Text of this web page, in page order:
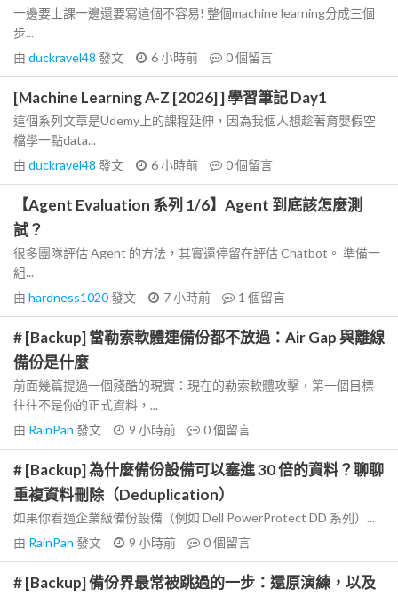
一邊要上課一邊還要寫這個不容易! 整個machine learning分成三個
步...
由 duckravel48 發文 6 小時前 0個留言
[Machine Learning A-Z [2026] ] 學習筆記 Day1
這個系列文章是Udemy上的課程延伸，因為我個人想趁著育嬰假空
檔學一點data...
由 duckravel48 發文 6 小時前 0個留言
【Agent Evaluation 系列 1/6】Agent 到底該怎麼測
試？
很多團隊評估 Agent 的方法，其實還停留在評估 Chatbot。 準備一
組...
由 hardness1020發文 7 小時前 1 個留言
# [Backup] 當勒索軟體連備份都不放過：Air Gap 與離線
備份是什麼
前面幾篇提過一個殘酷的現實：現在的勒索軟體攻擊，第一個目標
往往不是你的正式資料，...
由 RainPan 發文 9 小時前 0個留言
# [Backup] 為什麼備份設備可以塞進 30 倍的資料？聊聊
重複資料刪除（Deduplication）
如果你看過企業級備份設備（例如 Dell PowerProtect DD 系列）...
由 RainPan 發文 9 小時前 0個留言
# [Backup] 備份界最常被跳過的一步：還原演練，以及